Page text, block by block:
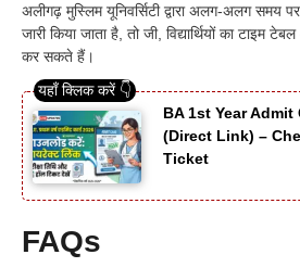
अलीगढ़ मुस्लिम यूनिवर्सिटी द्वारा अलग-अलग समय पर
जारी किया जाता है, तो जी, विद्यार्थियों का टाइम
कर सकते हैं।
BA 1st Year
(Direct Link) –
Ticket
FAQs